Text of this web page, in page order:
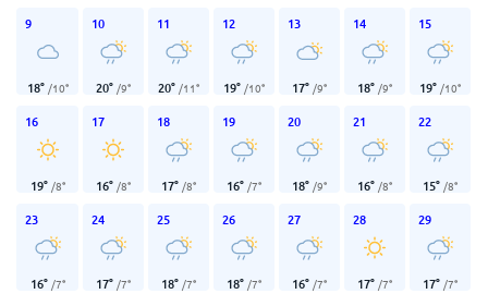
9
18° /10°
10
20° /9°
11
20° /11°
12
19° /10°
13
17° /9°
14
18° /9°
15
19° /10°
16
19° /8°
17
16° /8°
18
17° /8°
19
16° /7°
20
18° /9°
21
16° /8°
22
15° /8°
23
16° /7°
24
17° /7°
25
18° /7°
26
18° /7°
27
16° /7°
28
17° /7°
29
17° /7°